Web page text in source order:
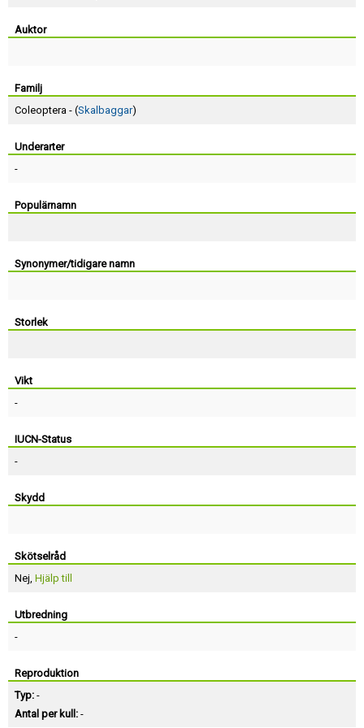
Auktor
Familj
Coleoptera - (Skalbaggar)
Underarter
-
Populärnamn
Synonymer/tidigare namn
Storlek
Vikt
-
IUCN-Status
-
Skydd
Skötselråd
Nej, Hjälp till
Utbredning
-
Reproduktion
Typ: -
Antal per kull: -